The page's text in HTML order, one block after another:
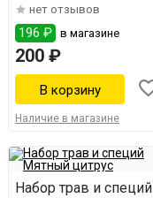
нет отзывов
196 ₽ в магазине
200 ₽
Наличие в магазине
Набор трав и специй